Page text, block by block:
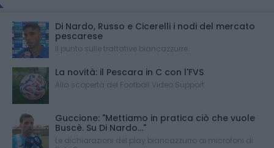
Di Nardo, Russo e Cicerelli i nodi del mercato
pescarese
Il punto sulle trattative biancazzurre
La novità: il Pescara in C con l'FVS
Alla scoperta del Football Video Support
Guccione: "Mettiamo in pratica ciò che vuole
Buscè. Su Di Nardo..."
Le dichiarazioni del play biancazzurro ai microfoni di